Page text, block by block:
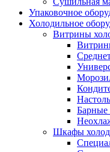
Упаковочное
Холодильное
Витрины
Шкафы